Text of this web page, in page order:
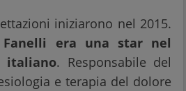
iniziarono nel 2015.
Fanelli era una star nel
italiano. Responsabile del
e terapia del dolore